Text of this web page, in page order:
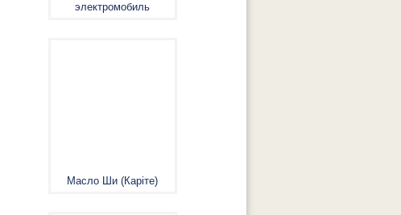
электромобиль
Масло Ши (Каріте)